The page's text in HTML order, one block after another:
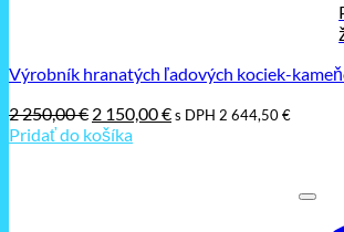
Výrobník hranatých ľadových kociek-
2 250,00€ Pôvodná
cena
2 150,00€Aktuálna
s DPH 2 644,50€
Pridať do košíka